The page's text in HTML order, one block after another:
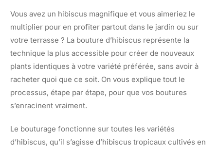
Vous avez un hibiscus magnifique et vous aimeriez le
multiplier pour en profiter partout dans le jardin ou sur
votre terrasse ? La bouture d’hibiscus représente la
technique la plus accessible pour créer de nouveaux
plants identiques à votre variété préférée, sans avoir à
racheter quoi que ce soit. On vous explique tout le
processus, étape par étape, pour que vos boutures
s’enracinent vraiment.
Le bouturage fonctionne sur toutes les variétés
d’hibiscus, qu’il s’agisse d’hibiscus tropicaux cultivés en